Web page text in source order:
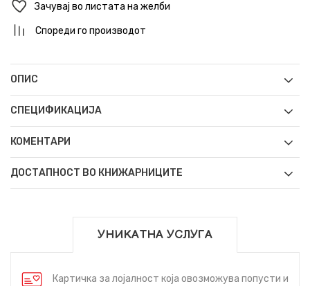
Зачувај во листата на желби
Спореди го производот
ОПИС
СПЕЦИФИКАЦИЈА
КОМЕНТАРИ
ДОСТАПНОСТ ВО КНИЖАРНИЦИТЕ
УНИКАТНА УСЛУГА
Картичка за лојалност која овозможува попусти и